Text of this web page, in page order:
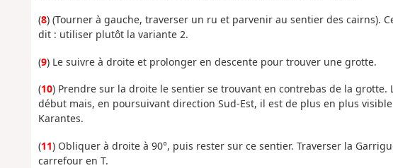
(8) (Tourner à gauche, traverser un ru et parvenir au sentier des cairns).
dit : utiliser plutôt la variante 2.
(9) Le suivre à droite et prolonger en descente pour trouver une grotte.
(10) Prendre sur la droite le sentier se trouvant en contrebas de la grotte.
début mais, en poursuivant direction Sud-Est, il est de plus en plus
Karantes.
(11) Obliquer à droite à 90°, puis rester sur ce sentier. Traverser la
carrefour en T.